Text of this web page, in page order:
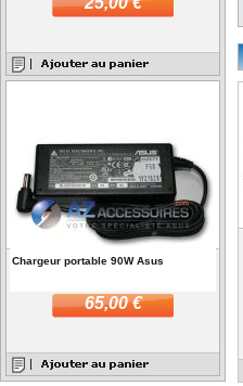
Chargeur portable 90W Asus
65,00 €